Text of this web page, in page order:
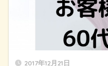
2017年12月21日